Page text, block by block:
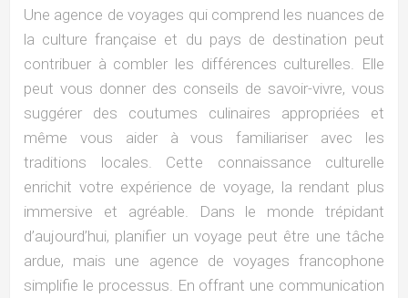
Une agence de voyages qui comprend les nuances de
la culture française et du pays de destination peut
contribuer à combler les différences culturelles. Elle
peut vous donner des conseils de savoir-vivre, vous
suggérer des coutumes culinaires appropriées et
même vous aider à vous familiariser avec les
traditions locales. Cette connaissance culturelle
enrichit votre expérience de voyage, la rendant plus
immersive et agréable. Dans le monde trépidant
d’aujourd’hui, planifier un voyage peut être une tâche
ardue, mais une agence de voyages francophone
simplifie le processus. En offrant une communication